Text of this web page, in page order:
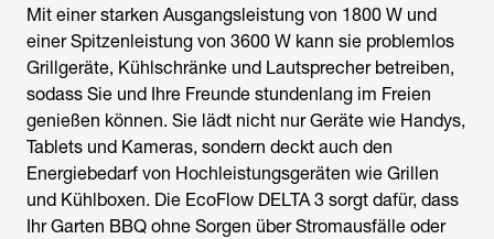
Mit einer starken Ausgangsleistung von 1800 W und
einer Spitzenleistung von 3600 W kann sie problemlos
Grillgeräte, Kühlschränke und Lautsprecher betreiben,
sodass Sie und Ihre Freunde stundenlang im Freien
genießen können. Sie lädt nicht nur Geräte wie Handys,
Tablets und Kameras, sondern deckt auch den
Energiebedarf von Hochleistungsgeräten wie Grillen
und Kühlboxen. Die EcoFlow DELTA 3 sorgt dafür, dass
Ihr Garten BBQ ohne Sorgen über Stromausfälle oder